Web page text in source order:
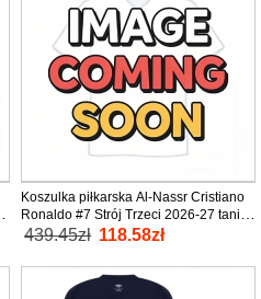
Koszulka piłkarska Al-Nassr Cristiano
Ronaldo #7 Strój Trzeci 2026-27 tanio
Krótki Rękaw
439.45zł 118.58zł